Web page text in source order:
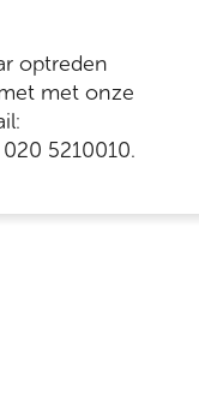
optreden
met onze
5210010.